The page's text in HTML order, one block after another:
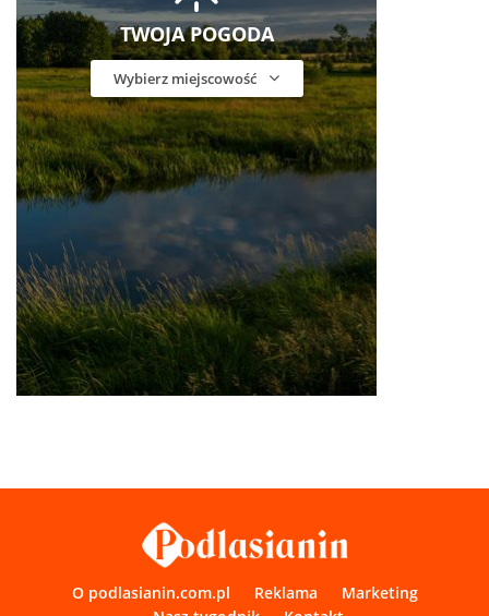
TWOJA POGODA
Wybierz miejscowość
O podlasianin.com.pl Reklama
Marketing